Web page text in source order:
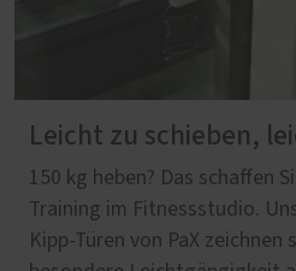
Leicht zu schieben,
150 kg heben? Das schaffen
Training im Fitnessstudio.
Kipp-Türen von PaX zeichnen